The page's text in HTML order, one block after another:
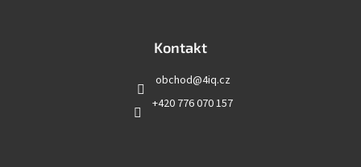
Kontakt
obchod@4iq.cz
+420 776 070 157